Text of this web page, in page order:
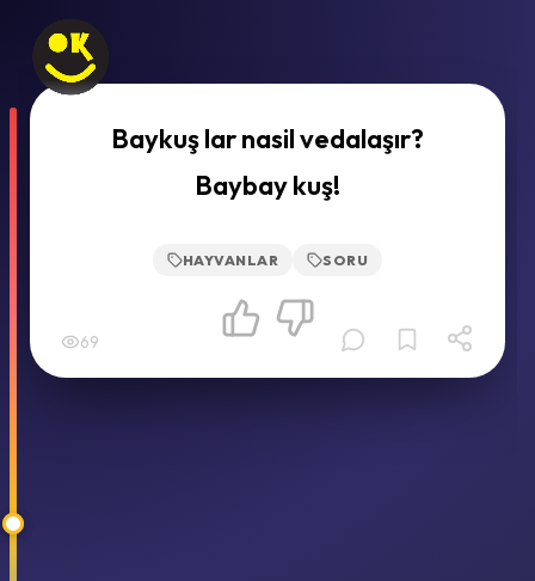
Baykuş lar nasil vedalaşır?
Baybay kuş!
HAYVANLAR SORU
69